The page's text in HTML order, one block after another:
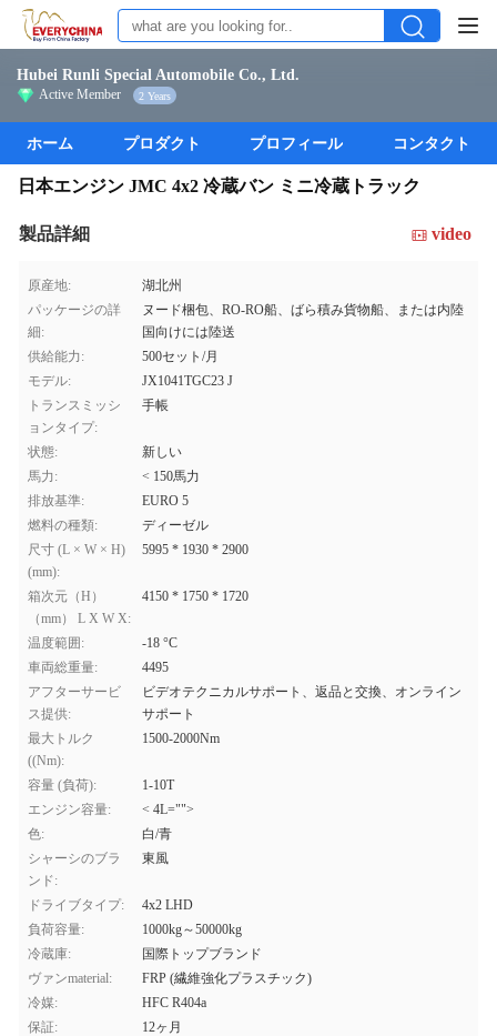
Hubei Runli Special Automobile Co., Ltd.
Active Member 2 Years
ホーム プロダクト プロフィール コンタクト
日本エンジン JMC 4x2 冷蔵バン ミニ冷蔵トラック
製品詳細 video
原産地:
湖北州
パッケージの詳
細:
ヌード梱包、RO-RO船、ばら積み貨物船、または内陸
国向けには陸送
供給能力:
500セット/月
モデル:
JX1041TGC23 J
トランスミッシ
ョンタイプ:
手帳
状態:
新しい
馬力:
< 150馬力
排放基準:
EURO 5
燃料の種類:
ディーゼル
尺寸 (L × W × H)
(mm):
5995 * 1930 * 2900
箱次元（H）
（mm） L X W X:
4150 * 1750 * 1720
温度範囲:
-18 °C
車両総重量:
4495
アフターサービ
ス提供:
ビデオテクニカルサポート、返品と交換、オンライン
サポート
最大トルク
((Nm):
1500-2000Nm
容量 (負荷):
1-10T
エンジン容量:
< 4L="">
色:
白/青
シャーシのブラ
ンド:
東風
ドライブタイプ:
4x2 LHD
負荷容量:
1000kg～50000kg
冷蔵庫:
国際トップブランド
ヴァンmaterial:
FRP (繊維強化プラスチック)
冷媒:
HFC R404a
保証:
12ヶ月